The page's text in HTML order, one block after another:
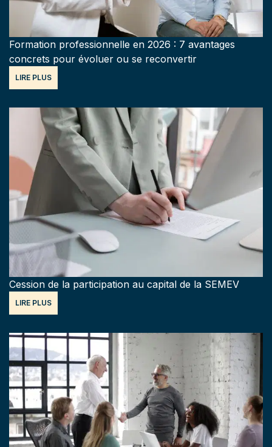
Formation professionnelle en 2026 : 7 avantages
concrets pour évoluer ou se reconvertir
LIRE PLUS
Cession de la participation au capital de la SEMEV
LIRE PLUS